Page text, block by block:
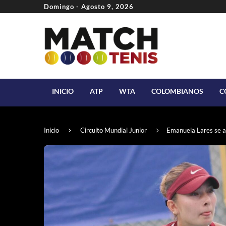
Domingo - Agosto 9, 2026
INICIO ATP WTA COLOMBIANOS
Inicio Circuito Mundial Junior Emanuela Lares se